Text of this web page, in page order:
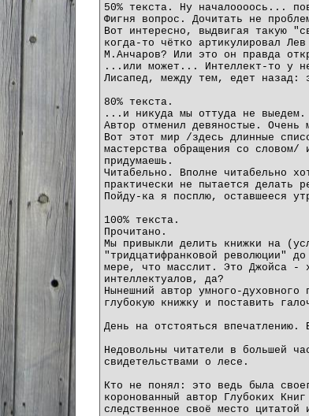
50% текста. Ну началоооось...
Фигня вопрос. Дочитать не
Вот интересно, выдвигая такую
когда-то чётко артикулировал
М.Анчаров? Или это он правда
...или может... Интеллект-то у
Лисапед, между тем, едет назад:
80% текста.
...и никуда мы оттуда не выедем.
Автор отменил девяностые. Очень
Вот этот мир /здесь длинные
мастерства обращения со
придумаешь.
Читабельно. Вполне читабельно
практически не пытается делать
Пойду-ка я посплю, оставшееся
100% текста.
Прочитано.
Мы привыкли делить книжки на
"тридцатифранковой революции"
мере, что масслит. Это Джойса -
интеллектуалов, да?
Нынешний автор умного-
глубокую книжку и поставить
День на отстояться впечатлению.
Недовольны читатели в большей
свидетельствами о лесе.
Кто не понял: это ведь была
коронованный автор Глубоких
следственное своё место цитатой